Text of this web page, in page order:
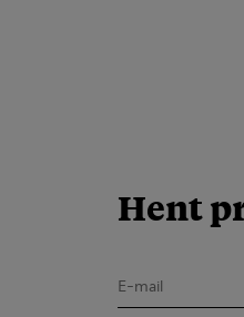
Hent